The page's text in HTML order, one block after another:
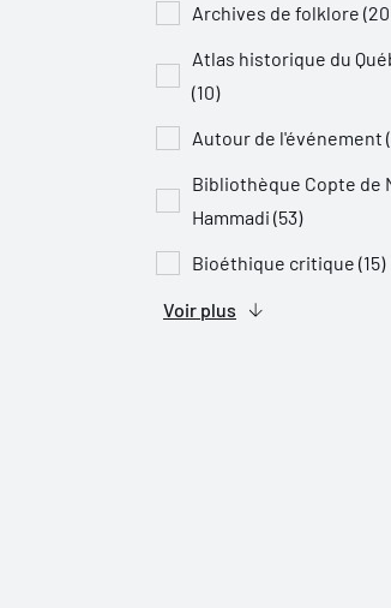
Archives de folklore
Atlas historique du
(10)
Autour de l'événement
Bibliothèque Copte de
Hammadi (53)
Bioéthique critique (15)
Voir plus